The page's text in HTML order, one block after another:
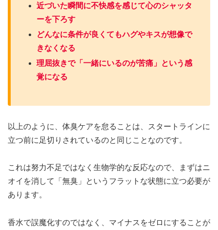
近づいた瞬間に不快感を感じて心のシャッタ
ーを下ろす
どんなに条件が良くてもハグやキスが想像で
きなくなる
理屈抜きで「一緒にいるのが苦痛」という感
覚になる
以上のように、体臭ケアを怠ることは、スタートラインに
立つ前に足切りされているのと同じことなのです。
これは努力不足ではなく生物学的な反応なので、まずはニ
オイを消して「無臭」というフラットな状態に立つ必要が
あります。
香水で誤魔化すのではなく、マイナスをゼロにすることが